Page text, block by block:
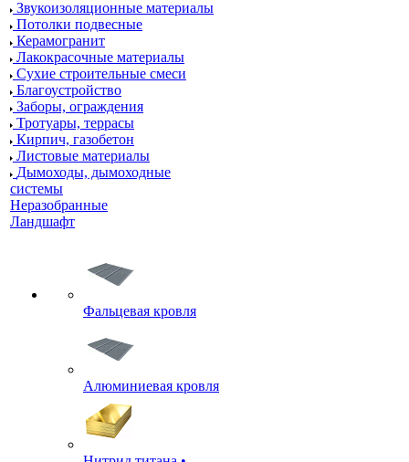
Звукоизоляционные материалы
Потолки подвесные
Керамогранит
Лакокрасочные материалы
Сухие строительные смеси
Благоустройство
Заборы, ограждения
Тротуары, террасы
Кирпич, газобетон
Листовые материалы
Дымоходы, дымоходные
системы
Неразобранные
Ландшафт
Фальцевая кровля
Алюминиевая кровля